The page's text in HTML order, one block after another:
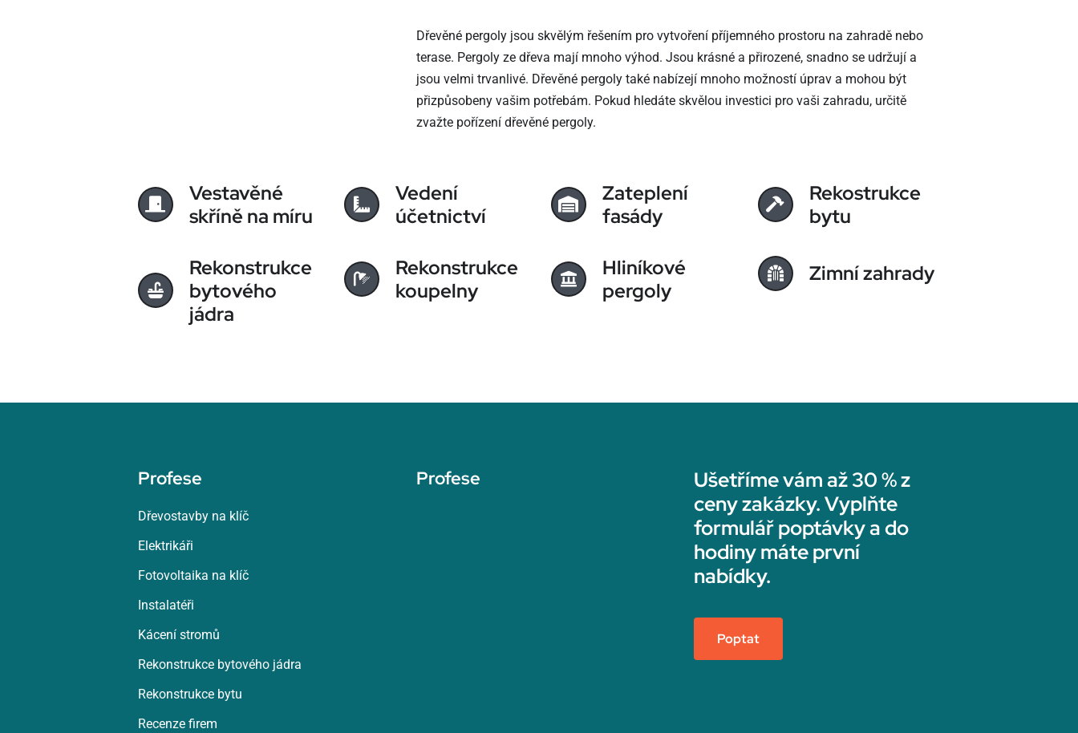
Dřevěné pergoly jsou skvělým řešením pro vytvoření příjemného prostoru na zahradě nebo
terase. Pergoly ze dřeva mají mnoho výhod. Jsou krásné a přirozené, snadno se udržují a
jsou velmi trvanlivé. Dřevěné pergoly také nabízejí mnoho možností úprav a mohou být
přizpůsobeny vašim potřebám. Pokud hledáte skvělou investici pro vaši zahradu, určitě
zvažte pořízení dřevěné pergoly.
Vestavěné
skříně na míru
Vedení
účetnictví
Zateplení
fasády
Rekostrukce
bytu
Rekonstrukce
bytového
jádra
Rekonstrukce
koupelny
Hliníkové
pergoly
Zimní zahrady
Profese
Dřevostavby na klíč
Elektrikáři
Fotovoltaika na klíč
Instalatéři
Kácení stromů
Rekonstrukce bytového jádra
Rekonstrukce bytu
Recenze firem
Profese
Ušetříme vám až 30 % z
ceny zakázky. Vyplňte
formulář poptávky a do
hodiny máte první
nabídky.
Poptat